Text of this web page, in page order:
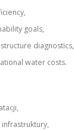
goals,
diagnostics,
water costs.
infrastruktury,